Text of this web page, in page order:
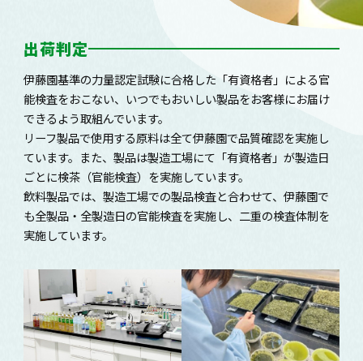
出荷判定
伊藤園基準の力量認定試験に合格した「有資格者」による官
能検査をおこない、いつでもおいしい製品をお客様にお届け
できるよう取組んでいます。
リーフ製品で使用する原料は全て伊藤園で品質確認を実施し
ています。また、製品は製造工場にて「有資格者」が製造日
ごとに検茶（官能検査）を実施しています。
飲料製品では、製造工場での製品検査と合わせて、伊藤園で
も全製品・全製造日の官能検査を実施し、二重の検査体制を
実施しています。